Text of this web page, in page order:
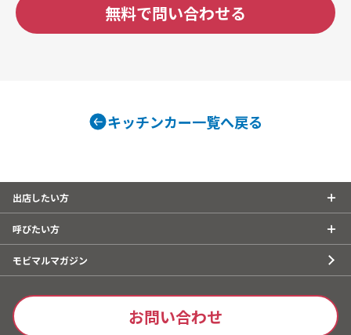
無料で問い合わせる
キッチンカー一覧へ戻る
出店したい方
呼びたい方
モビマルマガジン
お問い合わせ